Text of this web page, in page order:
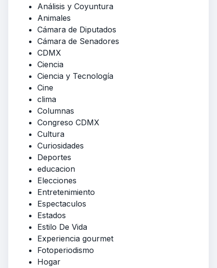
Análisis y Coyuntura
Animales
Cámara de Diputados
Cámara de Senadores
CDMX
Ciencia
Ciencia y Tecnología
Cine
clima
Columnas
Congreso CDMX
Cultura
Curiosidades
Deportes
educacion
Elecciones
Entretenimiento
Espectaculos
Estados
Estilo De Vida
Experiencia gourmet
Fotoperiodismo
Hogar